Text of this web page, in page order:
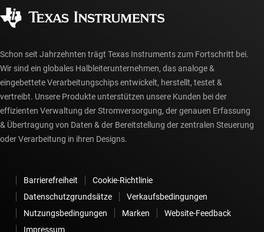
myTI-Konto FAQs
Schon seit Jahrzehnten trägt Texas Instruments zum Fortschritt bei.
Wir sind ein globales Halbleiterunternehmen, das analoge &
eingebettete Verarbeitungschips entwickelt, herstellt, testet &
vertreibt. Unsere Produkte unterstützen unsere Kunden bei der
effizienten Verwaltung der Stromversorgung, der genauen Erfassung
& Übertragung von Daten & der Bereitstellung der zentralen Steuerung
oder Verarbeitung in ihren Designs.
Barrierefreiheit
Cookie-Richtlinie
Datenschutzgrundsätze
Verkaufsbedingungen
Nutzungsbedingungen
Marken
Website-Feedback
Impressum